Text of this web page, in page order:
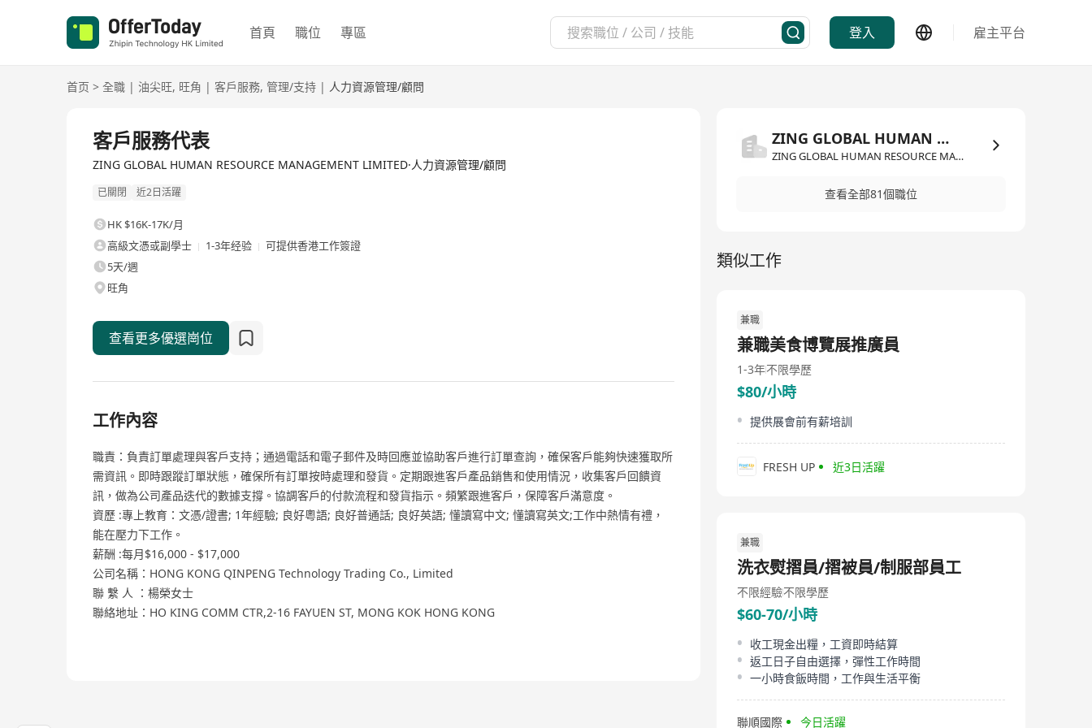
首頁 職位 專區 登入 雇主平台
首页 > 全職 | 油尖旺, 旺角 | 客戶服務, 管理/支持 | 人力資源管理/顧問
客戶服務代表
ZING GLOBAL HUMAN RESOURCE MANAGEMENT LIMITED·人力資源管理/顧問
已關閉 近2日活躍
HK $16K-17K/月
高級文憑或副學士
1-3年经验
可提供香港工作簽證
5天/週
旺角
查看更多優選崗位
工作內容
職責：負責訂單處理與客戶支持；通過電話和電子郵件及時回應並協助客戶進行訂單查詢，確保客戶能夠快速獲取所
需資訊。即時跟蹤訂單狀態，確保所有訂單按時處理和發貨。定期跟進客戶產品銷售和使用情況，收集客戶回饋資
訊，做為公司產品迭代的數據支撐。協調客戶的付款流程和發貨指示。頻繁跟進客戶，保障客戶滿意度。
資歷 :專上教育：文憑/證書; 1年經驗; 良好粵語; 良好普通話; 良好英語; 懂讀寫中文; 懂讀寫英文;工作中熱情有禮，
能在壓力下工作。
薪酬 :每月$16,000 - $17,000
公司名稱：HONG KONG QINPENG Technology Trading Co., Limited
聯 繫 人 ：楊榮女士
聯絡地址：HO KING COMM CTR,2-16 FAYUEN ST, MONG KOK HONG KONG
ZING GLOBAL HUMAN RESOURCE MANAGEMENT LIMITED
ZING GLOBAL HUMAN RESOURCE MANAGEMENT LIMITED·人力資源管理/顧問
查看全部81個職位
類似工作
兼職
兼職美食博覽展推廣員
1-3年不限學歷
$80/小時
提供展會前有薪培訓
FRESH UP 近3日活躍
兼職
洗衣熨摺員/摺被員/制服部員工
不限經驗不限學歷
$60-70/小時
收工現金出糧，工資即時結算
返工日子自由選擇，彈性工作時間
一小時食飯時間，工作與生活平衡
聯順國際 今日活躍